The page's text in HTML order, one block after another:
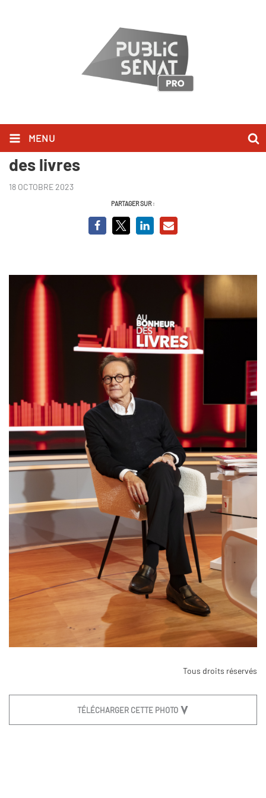
MENU
Guillaume Durand - Au bonheur
des livres
18 OCTOBRE 2023
PARTAGER SUR :
Tous droits réservés
TÉLÉCHARGER CETTE PHOTO